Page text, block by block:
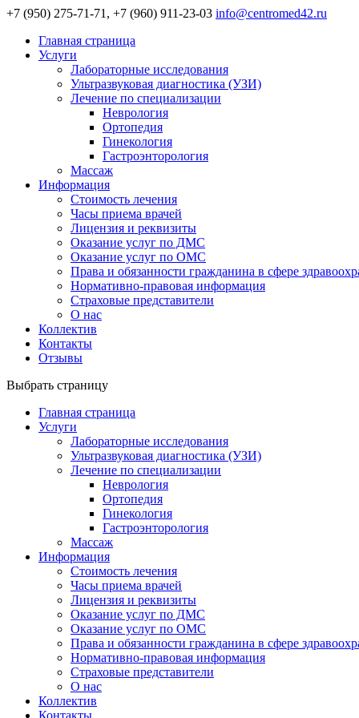
+7 (950) 275-71-71, +7 (960) 911-23-03 info@centromed42.ru
Главная страница
Услуги
Лабораторные исследования
Ультразвуковая диагностика (УЗИ)
Лечение по специализации
Неврология
Ортопедия
Гинекология
Гастроэнторология
Массаж
Информация
Стоимость лечения
Часы приема врачей
Лицензия и реквизиты
Оказание услуг по ДМС
Оказание услуг по ОМС
Права и обязанности гражданина в сфере
Нормативно-правовая информация
Страховые представители
О нас
Коллектив
Контакты
Отзывы
Выбрать страницу
Главная страница
Услуги
Лабораторные исследования
Ультразвуковая диагностика (УЗИ)
Лечение по специализации
Неврология
Ортопедия
Гинекология
Гастроэнторология
Массаж
Информация
Стоимость лечения
Часы приема врачей
Лицензия и реквизиты
Оказание услуг по ДМС
Оказание услуг по ОМС
Права и обязанности гражданина в сфере
Нормативно-правовая информация
Страховые представители
О нас
Коллектив
Контакты